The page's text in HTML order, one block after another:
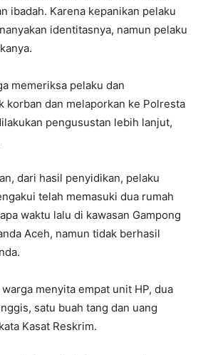
ibadah. Karena kepanikan pelaku
identitasnya, namun pelaku
memeriksa pelaku dan
korban dan melaporkan ke Polresta
pengusustan lebih lanjut,
dari hasil penyidikan, pelaku
telah memasuki dua rumah
waktu lalu di kawasan Gampong
Aceh, namun tidak berhasil
menyita empat unit HP, dua
satu buah tang dan uang
Kasat Reskrim.